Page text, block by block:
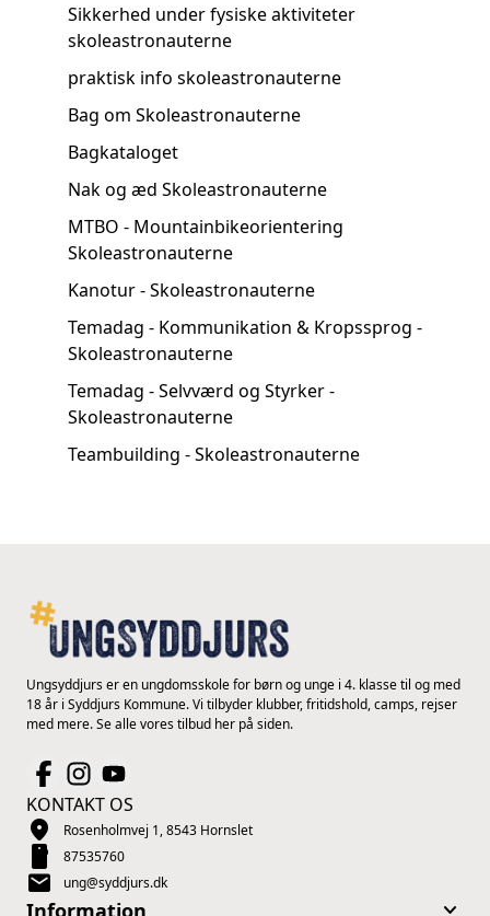
Sikkerhed under fysiske aktiviteter
skoleastronauterne
praktisk info skoleastronauterne
Bag om Skoleastronauterne
Bagkataloget
Nak og æd Skoleastronauterne
MTBO - Mountainbikeorientering
Skoleastronauterne
Kanotur - Skoleastronauterne
Temadag - Kommunikation & Kropssprog -
Skoleastronauterne
Temadag - Selvværd og Styrker -
Skoleastronauterne
Teambuilding - Skoleastronauterne
Ungsyddjurs er en ungdomsskole for børn og unge i 4. klasse til og med
18 år i Syddjurs Kommune. Vi tilbyder klubber, fritidshold, camps, rejser
med mere. Se alle vores tilbud her på siden.
KONTAKT OS
location_on Rosenholmvej 1, 8543 Hornslet
smartphone 87535760
mail ung@syddjurs.dk
Information